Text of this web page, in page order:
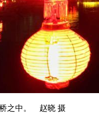
之中。 赵晓 摄